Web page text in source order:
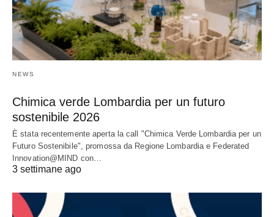
NEWS
Chimica verde Lombardia per un futuro
sostenibile 2026
È stata recentemente aperta la call "Chimica Verde Lombardia per un
Futuro Sostenibile", promossa da Regione Lombardia e Federated
Innovation@MIND con…
3 settimane ago